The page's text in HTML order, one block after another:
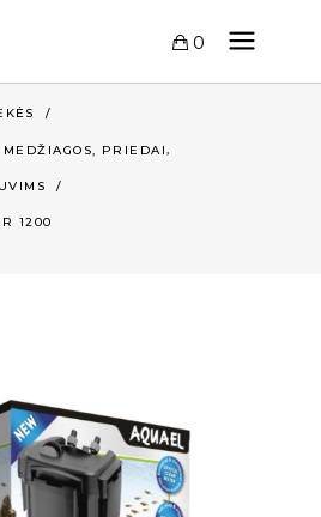
0
/
PRIEDAI,
/
1200